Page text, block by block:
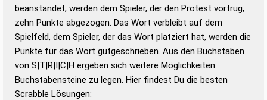
Duden – Standardwerk in 12 Bänden
Duden – Richtiges und gutes
Deutsch
Duden – Die deutsche Grammatik
Duden – Deutsches
beanstandet, werden dem Spieler, der den Protest vortrug,
zehn Punkte abgezogen. Das Wort verbleibt auf dem
Spielfeld, dem Spieler, der das Wort platziert hat, werden die
Punkte für das Wort gutgeschrieben. Aus den Buchstaben
von S|T|R|I|C|H ergeben sich weitere Möglichkeiten
Buchstabensteine zu legen. Hier findest Du die besten
Scrabble Lösungen: